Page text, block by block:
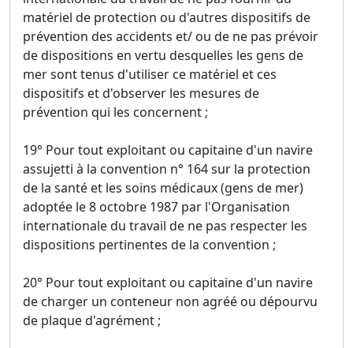
matériel de protection ou d'autres dispositifs de
prévention des accidents et/ ou de ne pas prévoir
de dispositions en vertu desquelles les gens de
mer sont tenus d'utiliser ce matériel et ces
dispositifs et d'observer les mesures de
prévention qui les concernent ;
19° Pour tout exploitant ou capitaine d'un navire
assujetti à la convention n° 164 sur la protection
de la santé et les soins médicaux (gens de mer)
adoptée le 8 octobre 1987 par l'Organisation
internationale du travail de ne pas respecter les
dispositions pertinentes de la convention ;
20° Pour tout exploitant ou capitaine d'un navire
de charger un conteneur non agréé ou dépourvu
de plaque d'agrément ;